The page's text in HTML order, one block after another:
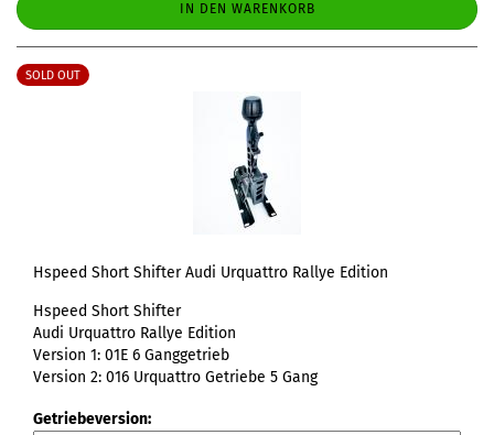
IN DEN WARENKORB
SOLD OUT
Hspeed Short Shifter Audi Urquattro Rallye Edition
Hspeed Short Shifter
Audi Urquattro Rallye Edition
Version 1: 01E 6 Ganggetrieb
Version 2: 016 Urquattro Getriebe 5 Gang
Getriebeversion: